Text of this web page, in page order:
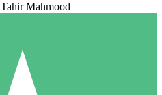
Tahir Mahmood